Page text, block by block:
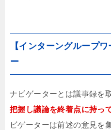
【インターングループ
ー
ナビゲーターとは議事録を
把握し議論を終着点に持っ
ビゲーターは前述の意見を